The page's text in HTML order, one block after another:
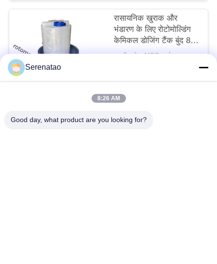
रासायनिक खुराक और
भंडारण के लिए रोटोमोल्डिंग
केमिकल डोजिंग टैंक बुंद 80
लीटर
बातचीत योग्य MOQ:चर्चा
लोकप्रिय श्रेणियां
Serenatao
8:26 AM
Good day, what product are you looking for?